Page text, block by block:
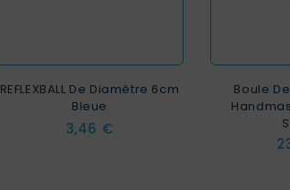
REFLEXBALL De Diamètre 6cm
Bleue
Prix
3,46 €
Boule